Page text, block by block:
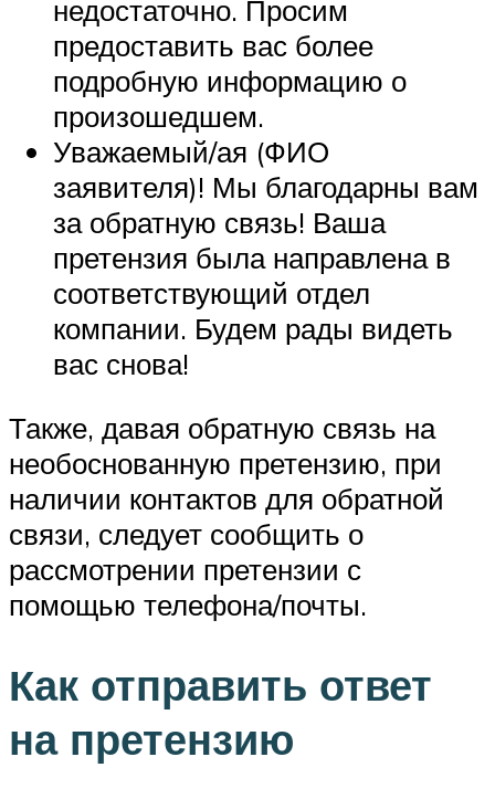
недостаточно. Просим
предоставить вас более
подробную информацию о
произошедшем.
Уважаемый/ая (ФИО
заявителя)! Мы благодарны вам
за обратную связь! Ваша
претензия была направлена в
соответствующий отдел
компании. Будем рады видеть
вас снова!
Также, давая обратную связь на
необоснованную претензию, при
наличии контактов для обратной
связи, следует сообщить о
рассмотрении претензии с
помощью телефона/почты.
Как отправить ответ
на претензию